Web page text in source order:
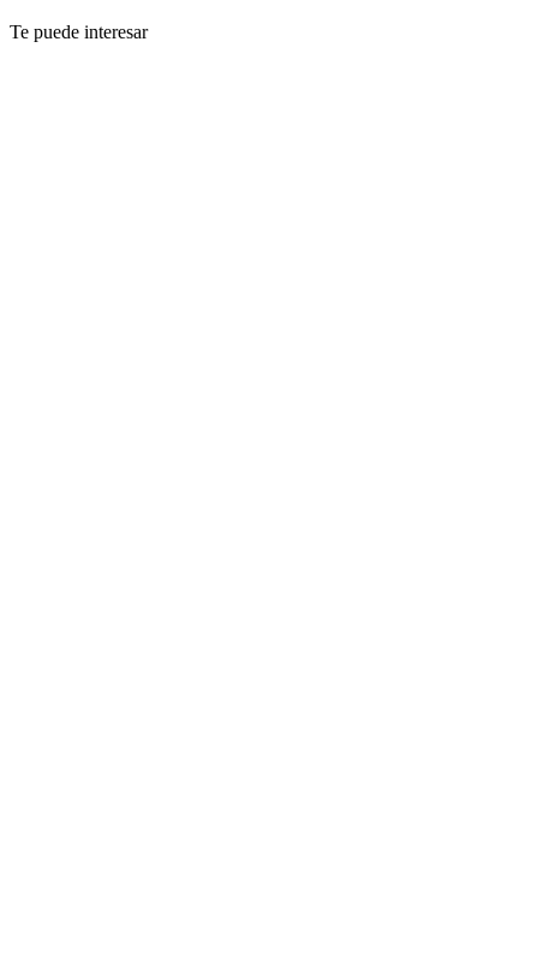
Te puede interesar